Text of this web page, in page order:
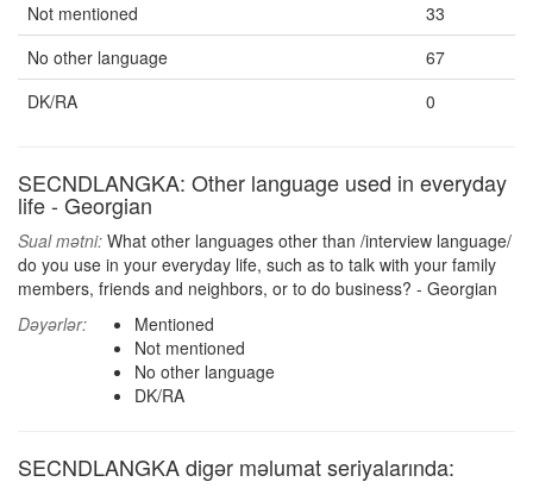
Not mentioned
33
No other language
67
DK/RA
0
SECNDLANGKA: Other language used in everyday
life - Georgian
Sual mətni: What other languages other than /interview language/
do you use in your everyday life, such as to talk with your family
members, friends and neighbors, or to do business? - Georgian
Dəyərlər:
Mentioned
Not mentioned
No other language
DK/RA
SECNDLANGKA digər məlumat seriyalarında: